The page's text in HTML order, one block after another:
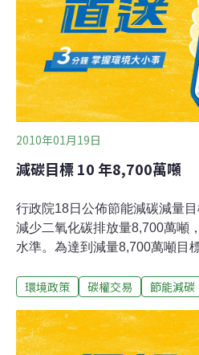
2010年01月19日
減碳目標 10 年8,700萬噸
行政院18日公佈節能減碳減量
減少二氧化碳排放量8,700萬噸
水準。為達到減量8,700萬噸目
擴大民營電廠、綠建築、重大
宗的是潔淨能源，達4,100萬噸
估達2,670萬噸。官員表示，淨
環境政策 碳權交易 節能減碳